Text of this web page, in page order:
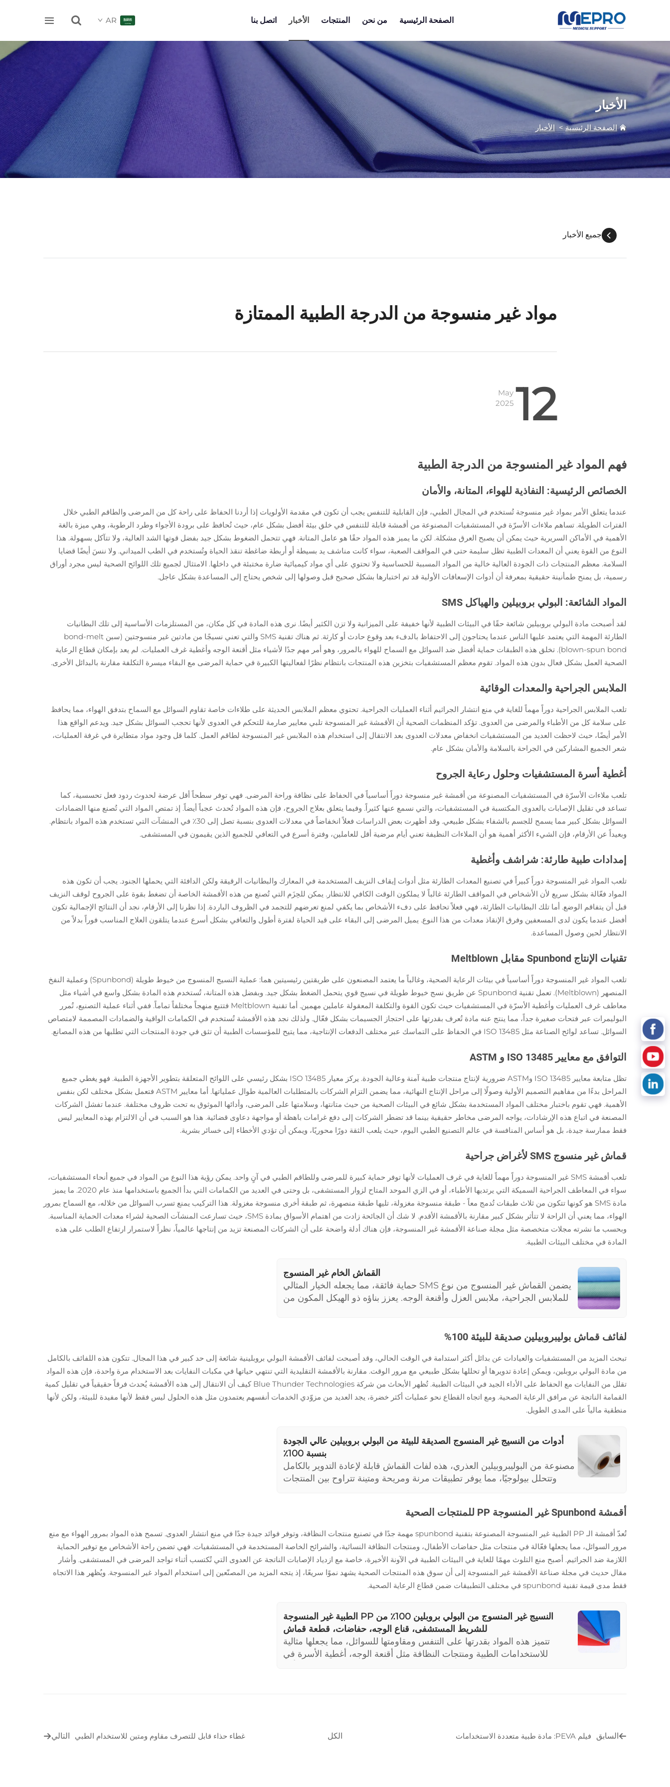
الصفحة الرئيسية من نحن المنتجات الأخبار اتصل بنا AR


الأخبار
الصفحة الرئيسية> الأخبار
جميع الأخبار
مواد غير منسوجة من الدرجة الطبية الممتازة
12
May
2025
فهم المواد غير المنسوجة من الدرجة الطبية
الخصائص الرئيسية: النفاذية للهواء، المتانة، والأمان
عندما يتعلق الأمر بمواد غير منسوجة تُستخدم في المجال الطبي، فإن القابلية للتنفس يجب أن تكون في مقدمة الأولويات إذا أردنا الحفاظ على راحة كل من المرضى والطاقم الطبي خلال
الفترات الطويلة. تساهم ملاءات الأسرّة في المستشفيات المصنوعة من أقمشة قابلة للتنفس في خلق بيئة أفضل بشكل عام، حيث تُحافظ على برودة الأجواء وطرد الرطوبة، وهي ميزة بالغة
الأهمية في الأماكن السريرية حيث يمكن أن يصبح العرق مشكلة. لكن ما يميز هذه المواد حقًا هو عامل المتانة. فهي تتحمل الضغوط بشكل جيد بفضل قوتها الشد العالية، ولا تتآكل بسهولة. هذا
النوع من القوة يعني أن المعدات الطبية تظل سليمة حتى في المواقف الصعبة، سواء كانت مناشف يد بسيطة أو أربطة ضاغطة تنقذ الحياة وتُستخدم في الطب الميداني. ولا ننسَ أيضًا قضايا
السلامة. معظم المنتجات ذات الجودة العالية خالية من المواد المسببة للحساسية ولا تحتوي على أي مواد كيميائية ضارة مختبئة في داخلها. الامتثال لجميع تلك اللوائح الصحية ليس مجرد أوراق
رسمية، بل يمنح طمأنينة حقيقية بمعرفة أن أدوات الإسعافات الأولية قد تم اختبارها بشكل صحيح قبل وصولها إلى شخص يحتاج إلى المساعدة بشكل عاجل.
المواد الشائعة: البولي بروبيلين والهياكل SMS
لقد أصبحت مادة البولي بروبيلين شائعة حقًا في البيئات الطبية لأنها خفيفة على الميزانية ولا تزن الكثير أيضًا. نرى هذه المادة في كل مكان، من المستلزمات الأساسية إلى تلك البطانيات
الطارئة المهمة التي يعتمد عليها الناس عندما يحتاجون إلى الاحتفاظ بالدفء بعد وقوع حادث أو كارثة. ثم هناك تقنية SMS والتي تعني نسيجًا من مادتين غير منسوجتين (سبن bond-melt
blown-spun bond). تخلق هذه الطبقات حماية أفضل ضد السوائل مع السماح للهواء بالمرور، وهو أمر مهم جدًا لأشياء مثل أقنعة الوجه وأغطية غرف العمليات. لم يعد بإمكان قطاع الرعاية
الصحية العمل بشكل فعال بدون هذه المواد. تقوم معظم المستشفيات بتخزين هذه المنتجات بانتظام نظرًا لفعاليتها الكبيرة في حماية المرضى مع البقاء ميسرة التكلفة مقارنة بالبدائل الأخرى.
الملابس الجراحية والمعدات الوقائية
تلعب الملابس الجراحية دوراً مهماً للغاية في منع انتشار الجراثيم أثناء العمليات الجراحية. تحتوي معظم الملابس الحديثة على طلاءات خاصة تقاوم السوائل مع السماح بتدفق الهواء، مما يحافظ
على سلامة كل من الأطباء والمرضى من العدوى. تؤكد المنظمات الصحية أن الأقمشة غير المنسوجة تلبي معايير صارمة للتحكم في العدوى لأنها تحجب السوائل بشكل جيد. ويدعم الواقع هذا
الأمر أيضًا، حيث لاحظت العديد من المستشفيات انخفاض معدلات العدوى بعد الانتقال إلى استخدام هذه الملابس غير المنسوجة لطاقم العمل. كلما قل وجود مواد متطايرة في غرفة العمليات،
شعر الجميع المشاركين في الجراحة بالسلامة والأمان بشكل عام.
أغطية أسرة المستشفيات وحلول رعاية الجروح
تلعب ملاءات الأسرّة في المستشفيات المصنوعة من أقمشة غير منسوجة دوراً أساسياً في الحفاظ على نظافة وراحة المرضى. فهي توفر سطحاً أقل عرضة لحدوث ردود فعل تحسسية، كما
تساعد في تقليل الإصابات بالعدوى المكتسبة في المستشفيات، والتي نسمع عنها كثيراً. وفيما يتعلق بعلاج الجروح، فإن هذه المواد تُحدث عجباً أيضاً. إذ تمتص المواد التي تُصنع منها الضمادات
السوائل بشكل كبير مما يسمح للجسم بالشفاء بشكل طبيعي. وقد أظهرت بعض الدراسات فعلاً انخفاضاً في معدلات العدوى بنسبة تصل إلى 30٪ في المنشآت التي تستخدم هذه المواد بانتظام.
وبعيداً عن الأرقام، فإن الشيء الأكثر أهمية هو أن الملاءات النظيفة تعني أيام مرضية أقل للعاملين، وفترة أسرع في التعافي للجميع الذين يقيمون في المستشفى.
إمدادات طبية طارئة: شراشف وأغطية
تلعب المواد غير المنسوجة دوراً كبيراً في تصنيع المعدات الطارئة مثل أدوات إيقاف النزيف المستخدمة في المعارك والبطانيات الرقيقة ولكن الدافئة التي يحملها الجنود. يجب أن تكون هذه
المواد فعّالة بشكل سريع لأن الأشخاص في المواقف الطارئة غالباً لا يملكون الوقت الكافي للانتظار. يمكن للحِزَم التي تُصنع من هذه الأقمشة الخاصة أن تضغط بقوة على الجروح لوقف النزيف
قبل أن يتفاقم الوضع. أما تلك البطانيات الطارئة، فهي فعلاً تحافظ على دفء الأشخاص بما يكفي لمنع تعرضهم للتجمد في الظروف الباردة. إذا نظرنا إلى الأرقام، نجد أن النتائج الإجمالية تكون
أفضل عندما يكون لدى المسعفين وفرق الإنقاذ معدات من هذا النوع. يميل المرضى إلى البقاء على قيد الحياة لفترة أطول والتعافي بشكل أسرع عندما يتلقون العلاج المناسب فوراً بدلاً من
الانتظار لحين وصول المساعدة.
تقنيات الإنتاج Spunbond مقابل Meltblown
تلعب المواد غير المنسوجة دوراً أساسياً في بيئات الرعاية الصحية، وغالباً ما يعتمد المصنعون على طريقتين رئيسيتين هما: عملية النسيج المنسوج من خيوط طويلة (Spunbond) وعملية النفخ
المنصهر (Meltblown). تعمل تقنية Spunbond عن طريق نسج خيوط طويلة في نسيج قوي يتحمل الضغط بشكل جيد. وبفضل هذه المتانة، تُستخدم هذه المادة بشكل واسع في أشياء مثل
معاطف غرف العمليات وأغطية الأسرّة في المستشفيات حيث تكون القوة والتكلفة المعقولة عاملين مهمين. أما تقنية Meltblown فتتبع منهجاً مختلفاً تماماً. ففي أثناء عملية التصنيع، تُمرر
البوليمرات عبر فتحات صغيرة جداً، مما ينتج عنه مادة تُعرف بقدرتها على احتجاز الجسيمات بشكل فعّال. ولذلك نجد هذه الأقمشة تُستخدم في الكمامات الواقية والضمادات المصممة لامتصاص
السوائل. تساعد لوائح الصناعة مثل ISO 13485 في الحفاظ على التماسك عبر مختلف الدفعات الإنتاجية، مما يتيح للمؤسسات الطبية أن تثق في جودة المنتجات التي تطلبها من هذه المصانع.
التوافق مع معايير ISO 13485 و ASTM
تظل متابعة معايير ISO 13485 وASTM ضرورية لإنتاج منتجات طبية آمنة وعالية الجودة. يركز معيار ISO 13485 بشكل رئيسي على اللوائح المتعلقة بتطوير الأجهزة الطبية. فهو يغطي جميع
المراحل بدءًا من مفاهيم التصميم الأولية وصولًا إلى مراحل الإنتاج النهائية، مما يضمن التزام الشركات بالمتطلبات العالمية طوال عملياتها. أما معايير ASTM فتعمل بشكل مختلف لكن بنفس
الأهمية. فهي تقوم باختبار مختلف المواد المستخدمة بشكل شائع في البيئات الصحية من حيث متانتها، وسلامتها على المرضى، وأدائها الموثوق به تحت ظروف مختلفة. عندما تفشل الشركات
المصنعة في اتباع هذه الإرشادات، يواجه المرضى مخاطر حقيقية بينما قد تضطر الشركات إلى دفع غرامات باهظة أو مواجهة دعاوى قضائية. هذا هو السبب في أن الالتزام بهذه المعايير ليس
فقط ممارسة جيدة، بل هو أساس المنافسة في عالم التصنيع الطبي اليوم، حيث يلعب الثقة دورًا محوريًا، ويمكن أن تؤدي الأخطاء إلى خسائر بشرية.
قماش غير منسوج SMS لأغراض جراحية
تلعب أقمشة SMS غير المنسوجة دوراً مهماً للغاية في غرف العمليات لأنها توفر حماية كبيرة للمرضى وللطاقم الطبي في آنٍ واحد. يمكن رؤية هذا النوع من المواد في جميع أنحاء المستشفيات،
سواء في المعاطف الجراحية السميكة التي يرتديها الأطباء، أو في الزي الموحد المتاح لزوار المستشفى، بل وحتى في العديد من الكمامات التي بدأ الجميع باستخدامها منذ عام 2020. ما يميز
مادة SMS هو كونها تتكون من ثلاث طبقات تُدمج معاً - طبقة منسوجة مغزولة، تليها طبقة منصهرة، ثم طبقة أخرى منسوجة مغزولة. هذا التركيب يمنع تسرب السوائل من خلاله، مع السماح بمرور
الهواء، مما يعني أن الراحة لا تتأثر بشكل كبير مقارنة بالأقمشة الأقدم. لا شك أن الجائحة زادت من اهتمام الأسواق بمادة SMS، حيث تسارعت المنشآت الصحية لشراء معدات الحماية المناسبة.
وبحسب ما نشرته مجلات متخصصة مثل مجلة صناعة الأقمشة غير المنسوجة، فإن هناك أدلة واضحة على أن الشركات المصنعة تزيد من إنتاجها عالمياً، نظراً لاستمرار ارتفاع الطلب على هذه
المادة في مختلف البيئات الطبية.
القماش الخام غير المنسوج
يضمن القماش غير المنسوج من نوع SMS حماية فائقة، مما يجعله الخيار المثالي
للملابس الجراحية، ملابس العزل وأقنعة الوجه. يعزز بناؤه ذو الهيكل المكون من
لفائف قماش بوليبروبيلين صديقة للبيئة 100%
تبحث المزيد من المستشفيات والعيادات عن بدائل أكثر استدامة في الوقت الحالي، وقد أصبحت لفائف الأقمشة البولي بروبلينية شائعة إلى حد كبير في هذا المجال. تتكون هذه اللفائف بالكامل
من مادة البولي بروبلين، ويمكن إعادة تدويرها أو تحللها بشكل طبيعي مع مرور الوقت. مقارنة بالأقمشة التقليدية التي تنتهي حياتها في مكبات النفايات بعد الاستخدام مرة واحدة، فإن هذه المواد
تقلل من النفايات مع الحفاظ على الأداء الجيد في البيئات الطبية. تُظهر الأبحاث من شركة Blue Thunder Technologies كيف أن الانتقال إلى هذه الأقمشة يُحدث فرقاً حقيقياً في تقليل كمية
القمامة الناتجة عن مرافق الرعاية الصحية. ومع اتجاه القطاع نحو عمليات أكثر خضرة، يجد العديد من مزوّدي الخدمات أنفسهم يعتمدون مثل هذه الحلول ليس فقط لأنها مفيدة للبيئة، ولكن لأنها
منطقية مالياً على المدى الطويل.
أدوات من النسيج غير المنسوج الصديقة للبيئة من البولي بروبيلين عالي الجودة
بنسبة 100٪
مصنوعة من البوليبروبيلين العذري، هذه لفات القماش قابلة لإعادة التدوير بالكامل
وتتحلل بيولوجيًا، مما يوفر تطبيقات مرنة ومريحة ومتينة تتراوح بين المنتجات
أقمشة Spunbond غير المنسوجة PP للمنتجات الصحية
تُعدّ أقمشة الـ PP الطبية غير المنسوجة المصنوعة بتقنية spunbond مهمة جدًا في تصنيع منتجات النظافة، وتوفر فوائد جيدة جدًا في منع انتشار العدوى. تسمح هذه المواد بمرور الهواء مع منع
مرور السوائل، مما يجعلها فعّالة في منتجات مثل حفاضات الأطفال، ومنتجات النظافة النسائية، والشرائح الخاصة المستخدمة في المستشفيات. فهي تضمن راحة الأشخاص مع توفير الحماية
اللازمة ضد الجراثيم. أصبح منع التلوث مهمًا للغاية في البيئات الطبية في الآونة الأخيرة، خاصة مع ازدياد الإصابات الناتجة عن العدوى التي تُكتسب أثناء تواجد المرضى في المستشفى. وأشار
مقال حديث في مجلة صناعة الأقمشة غير المنسوجة إلى أن سوق هذه المنتجات الصحية يشهد نموًا سريعًا، إذ يتجه المزيد من المصنّعين إلى استخدام المواد غير المنسوجة. ويُظهر هذا الاتجاه
فقط مدى قيمة تقنية spunbond في مختلف التطبيقات ضمن قطاع الرعاية الصحية.
النسيج غير المنسوج من البولي بروبلين 100٪ من PP الطبية غير المنسوجة
للشريط المستشفى، قناع الوجه، حفاضات، قطعة قماش
تتميز هذه المواد بقدرتها على التنفس ومقاومتها للسوائل، مما يجعلها مثالية
للاستخدامات الطبية ومنتجات النظافة مثل أقنعة الوجه، أغطية الأسرة في
السابق فيلم PEVA: مادة طبية متعددة الاستخدامات الكل التالي غطاء حذاء قابل للتصرف مقاوم ومتين للاستخدام الطبي